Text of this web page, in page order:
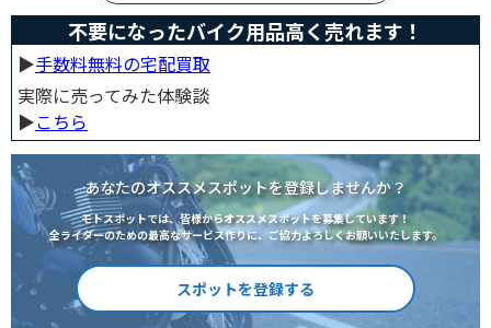
不要になったバイク用品高く売れます！
▶︎手数料無料の宅配買取
実際に売ってみた体験談
▶︎こちら
あなたのオススメスポットを登録しませんか？
モトスポットでは、皆様からオススメスポットを募集しています！
全ライダーのための最高なサービス作りに、ご協力よろしくお願いいたします。
スポットを登録する